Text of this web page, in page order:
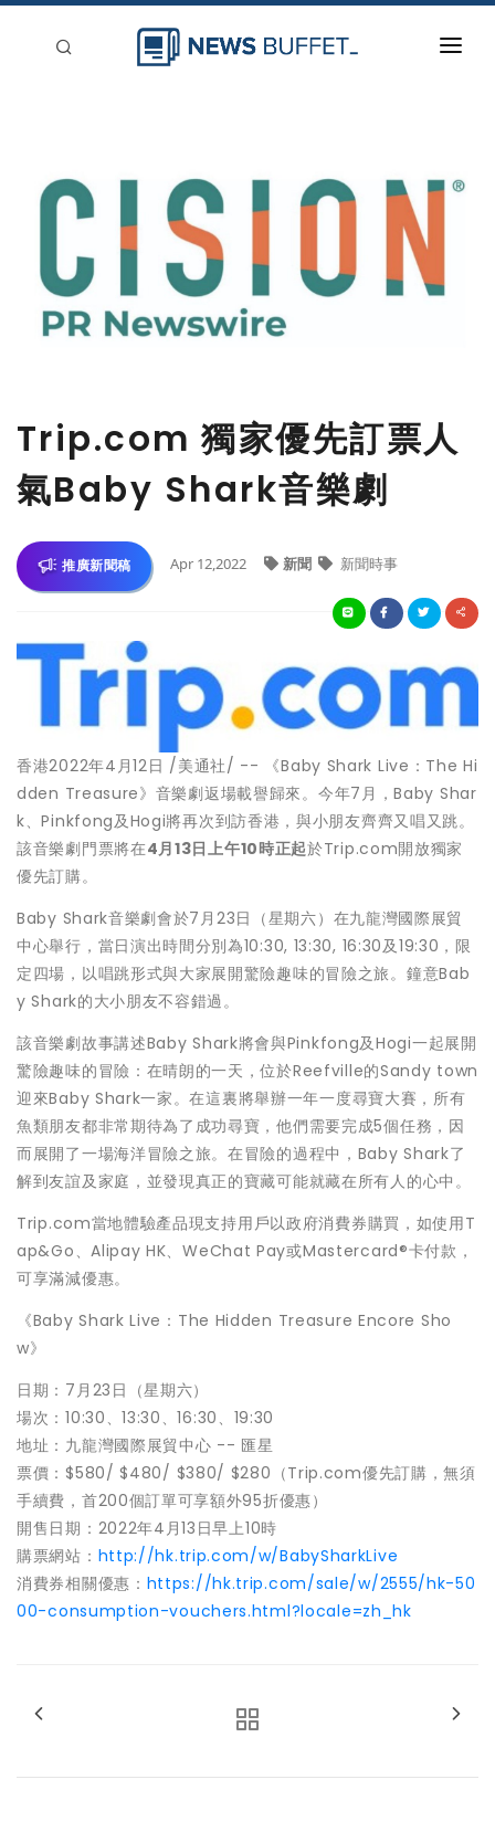
登入
Trip.com 獨家優先訂票人
氣Baby Shark音樂劇
推廣新聞稿 Apr 12,2022 新聞 新聞時事
香港2022年4月12日 /美通社/ -- 《Baby Shark Live：The Hi
dden Treasure》音樂劇返場載譽歸來。今年7月，Baby Shar
k、Pinkfong及Hogi將再次到訪香港，與小朋友齊齊又唱又跳。
該音樂劇門票將在4月13日上午10時正起於Trip.com開放獨家
優先訂購。
Baby Shark音樂劇會於7月23日（星期六）在九龍灣國際展貿
中心舉行，當日演出時間分別為10:30, 13:30, 16:30及19:30，限
定四場，以唱跳形式與大家展開驚險趣味的冒險之旅。鐘意Bab
y Shark的大小朋友不容錯過。
該音樂劇故事講述Baby Shark將會與Pinkfong及Hogi一起展開
驚險趣味的冒險：在晴朗的一天，位於Reefville的Sandy town
迎來Baby Shark一家。在這裏將舉辦一年一度尋寶大賽，所有
魚類朋友都非常期待為了成功尋寶，他們需要完成5個任務，因
而展開了一場海洋冒險之旅。在冒險的過程中，Baby Shark了
解到友誼及家庭，並發現真正的寶藏可能就藏在所有人的心中。
Trip.com當地體驗產品現支持用戶以政府消費券購買，如使用T
ap&Go、Alipay HK、WeChat Pay或Mastercard®卡付款 ，
可享滿減優惠。
《Baby Shark Live：The Hidden Treasure Encore Sho
w》
日期：7月23日（星期六）
場次：10:30、13:30、16:30、19:30
地址：九龍灣國際展貿中心 -- 匯星
票價：$580/$480/ $380/ $280（Trip.com優先訂購，無須
手續費，首200個訂單可享額外95折優惠）
開售日期：2022年4月13日早上10時
購票網站： http://hk.trip.com/w/BabySharkLive
消費券相關優惠： https://hk.trip.com/sale/w/2555/hk-50
00-consumption-vouchers.html?locale=zh_hk